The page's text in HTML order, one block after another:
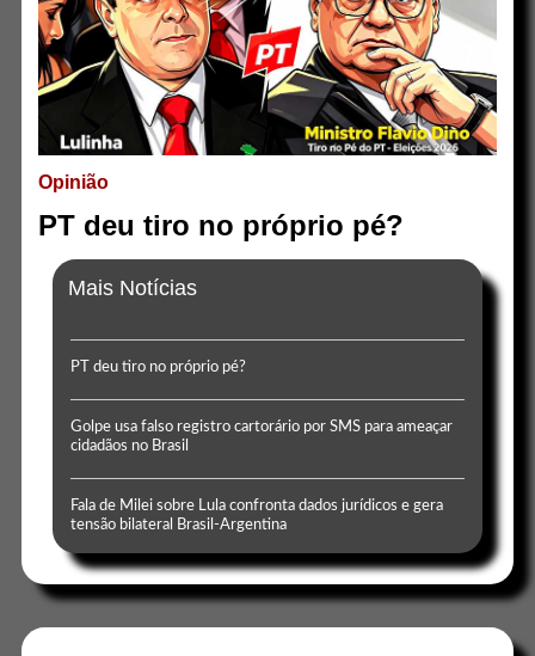
Opinião
PT deu tiro no próprio pé?
Mais Notícias
PT deu tiro no próprio pé?
Golpe usa falso registro cartorário por SMS para ameaçar
cidadãos no Brasil
Fala de Milei sobre Lula confronta dados jurídicos e gera
tensão bilateral Brasil-Argentina